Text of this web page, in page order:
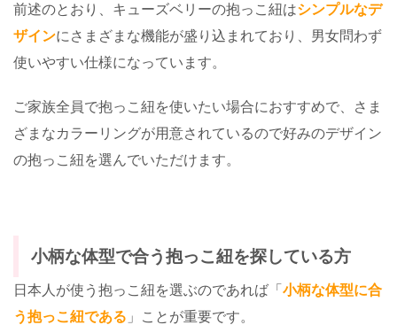
前述のとおり、キューズベリーの抱っこ紐はシンプルなデ
ザインにさまざまな機能が盛り込まれており、男女問わず
使いやすい仕様になっています。
ご家族全員で抱っこ紐を使いたい場合におすすめで、さま
ざまなカラーリングが用意されているので好みのデザイン
の抱っこ紐を選んでいただけます。
小柄な体型で合う抱っこ紐を探している方
日本人が使う抱っこ紐を選ぶのであれば「 小柄な体型に合
う抱っこ紐である 」ことが重要です。